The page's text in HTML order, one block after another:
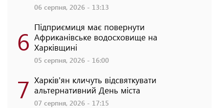
06 серпня, 2026 - 13:13
6 Підприємиця має повернути
Африканівське водосховище на
Харківщині
05 серпня, 2026 - 16:00
7 Харків'ян кличуть відсвяткувати
альтернативний День міста
07 серпня, 2026 - 17:15